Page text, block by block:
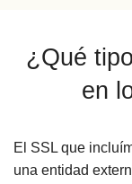
¿Qué
en
El SSL que
una entidad